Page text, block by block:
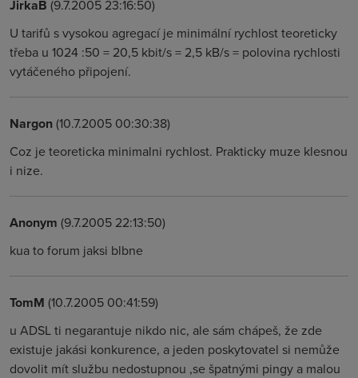
JirkaB (9.7.2005 23:16:50)
U tarifů s vysokou agregací je minimální rychlost teoreticky
třeba u 1024 :50 = 20,5 kbit/s = 2,5 kB/s = polovina rychlosti
vytáčeného připojení.
Nargon(10.7.2005 00:30:38)
Coz je teoreticka minimalni rychlost. Prakticky muze klesnou
i nize.
Anonym (9.7.2005 22:13:50)
kua to forum jaksi blbne
TomM (10.7.2005 00:41:59)
u ADSL ti negarantuje nikdo nic, ale sám chápeš, že zde
existuje jakási konkurence, a jeden poskytovatel si nemůže
dovolit mít službu nedostupnou ,se špatnými pingy a malou